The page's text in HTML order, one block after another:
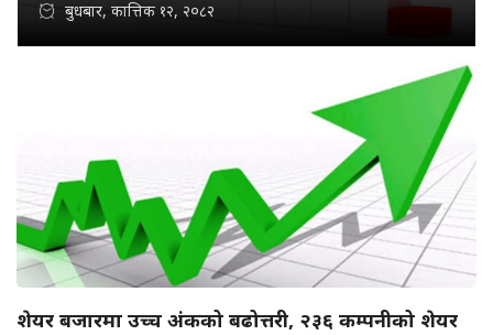
बुधबार, कात्तिक १२, २०८२
शेयर बजारमा उच्च अंकको बढोत्तरी, २३६ कम्पनीको शेयर